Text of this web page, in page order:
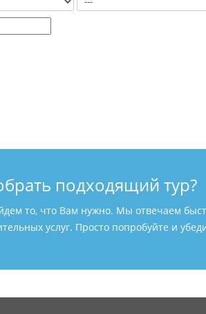
подходящий тур?
то, что Вам нужно. Мы отвечаем
услуг. Просто попробуйте и